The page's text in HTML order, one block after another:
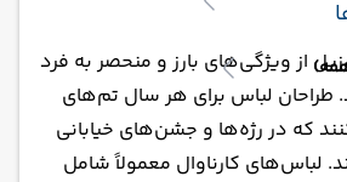
از ویژگی‌های بارز و منحصر به فرد
طراحان لباس برای هر سال تم‌های
که در رژه‌ها و جشن‌های خیابانی
لباس‌های کارناوال معمولاً شامل